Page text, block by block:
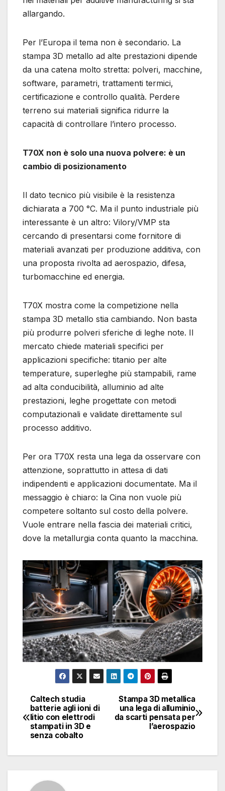
allargando.
Per l’Europa il tema non è secondario. La
stampa 3D metallo ad alte prestazioni dipende
da una catena molto stretta: polveri, macchine,
software, parametri, trattamenti termici,
certificazione e controllo qualità. Perdere
terreno sui materiali significa ridurre la
capacità di controllare l’intero processo.
T70X non è solo una nuova polvere: è un
cambio di posizionamento
Il dato tecnico più visibile è la resistenza
dichiarata a 700 °C. Ma il punto industriale più
interessante è un altro: Vilory/VMP sta
cercando di presentarsi come fornitore di
materiali avanzati per produzione additiva, con
una proposta rivolta ad aerospazio, difesa,
turbomacchine ed energia.
T70X mostra come la competizione nella
stampa 3D metallo stia cambiando. Non basta
più produrre polveri sferiche di leghe note. Il
mercato chiede materiali specifici per
applicazioni specifiche: titanio per alte
temperature, superleghe più stampabili, rame
ad alta conducibilità, alluminio ad alte
prestazioni, leghe progettate con metodi
computazionali e validate direttamente sul
processo additivo.
Per ora T70X resta una lega da osservare con
attenzione, soprattutto in attesa di dati
indipendenti e applicazioni documentate. Ma il
messaggio è chiaro: la Cina non vuole più
competere soltanto sul costo della polvere.
Vuole entrare nella fascia dei materiali critici,
dove la metallurgia conta quanto la macchina.
Navigazione
articoli
Stampa 3D metallica
una lega di alluminio
da scarti pensata per
l’aerospazio
Caltech studia
batterie agli ioni di
litio con elettrodi
stampati in 3D e
senza cobalto